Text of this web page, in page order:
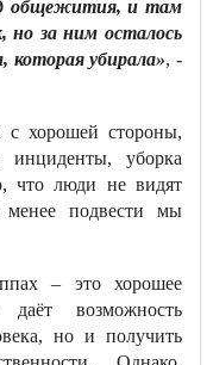
общежития, и там
но за ним осталось
которая убирала», -
с хорошей стороны,
инциденты, уборка
что люди не видят
менее подвести мы
– это хорошее
возможность
но и получить